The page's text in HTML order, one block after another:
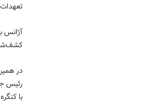
آژانس
رئیس
با